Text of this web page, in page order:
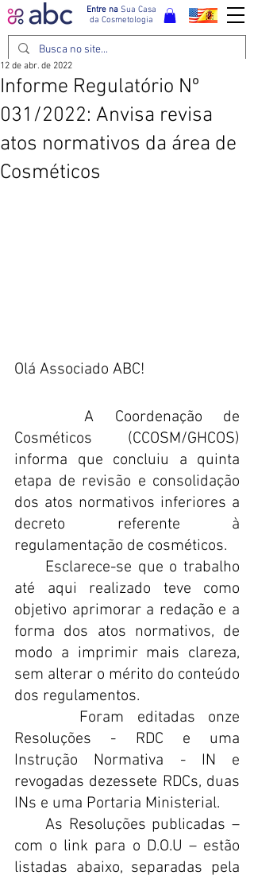
Entre naSua Casa
da Cosmetologia
Informe Regulatório Nº
031/2022: Anvisa revisa
atos normativos da área de
Cosméticos
12 de abr. de 2022
Olá Associado ABC!
Cosméticos (CCOSM/GHCOS)
informa que concluiu a quinta
etapa de revisão e consolidação
dos atos normativos inferiores a
decreto referente à
regulamentação de cosméticos.
até aqui realizado teve como
objetivo aprimorar a redação e a
forma dos atos normativos, de
modo a imprimir mais clareza,
sem alterar o mérito do conteúdo
dos regulamentos.
Resoluções - RDC e uma
Instrução Normativa - IN e
revogadas dezessete RDCs, duas
INs e uma Portaria Ministerial.
com o link para o D.O.U – estão
listadas abaixo, separadas pela